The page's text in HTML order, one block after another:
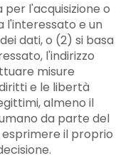
per l'acquisizione o
l'interessato e un
dati, o (2) si basa
l'indirizzo
misure
e le libertà
almeno il
da parte del
il proprio